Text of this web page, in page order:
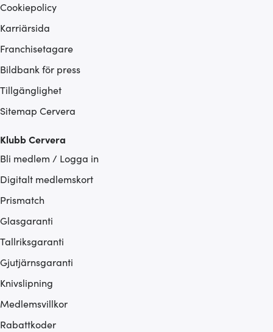
Cookiepolicy
Karriärsida
Franchisetagare
Bildbank för press
Tillgänglighet
Sitemap Cervera
Klubb Cervera
Bli medlem / Logga in
Digitalt medlemskort
Prismatch
Glasgaranti
Tallriksgaranti
Gjutjärnsgaranti
Knivslipning
Medlemsvillkor
Rabattkoder